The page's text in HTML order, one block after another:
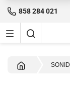
858 284 021